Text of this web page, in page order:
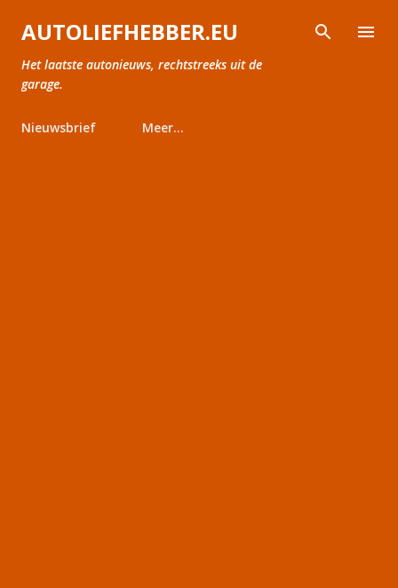
Doorgaan naar hoofdcontent
AUTOLIEFHEBBER.EU
Het laatste autonieuws, rechtstreeks uit de
garage.
Nieuwsbrief Meer…